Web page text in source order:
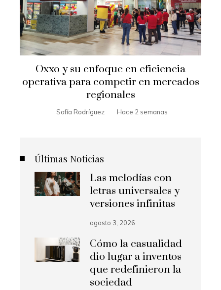
Oxxo y su enfoque en eficiencia
operativa para competir en mercados
regionales
Sofía Rodríguez Hace 2 semanas
Últimas Noticias
Las melodías con
letras universales y
versiones infinitas
agosto 3, 2026
Cómo la casualidad
dio lugar a inventos
que redefinieron la
sociedad